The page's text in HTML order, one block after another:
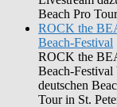
Beach Pro
ROCK the
Beach-Festival
ROCK the
Beach-Festival
deutschen
Tour in St.